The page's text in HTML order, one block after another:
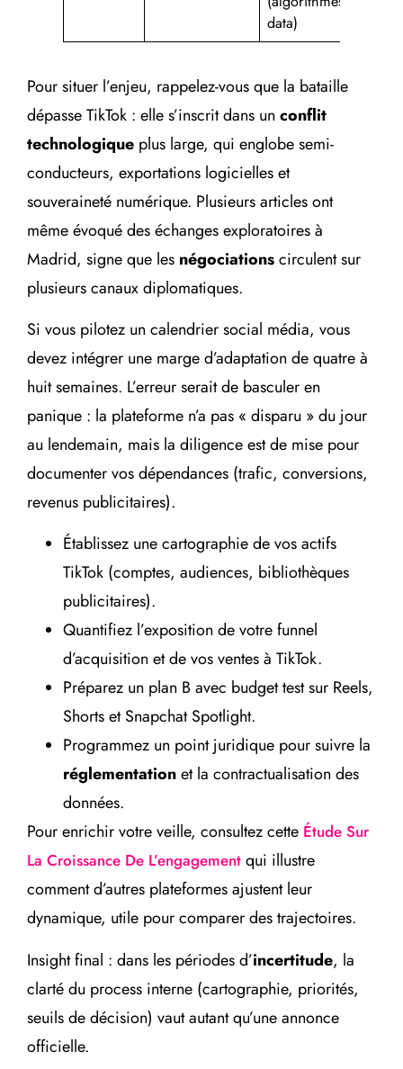
data)
Pour situer l’enjeu, rappelez-vous que la bataille
dépasse TikTok : elle s’inscrit dans un conflit
technologique plus large, qui englobe semi-
conducteurs, exportations logicielles et
souveraineté numérique. Plusieurs articles ont
même évoqué des échanges exploratoires à
Madrid, signe que les négociationscirculent sur
plusieurs canaux diplomatiques.
Si vous pilotez un calendrier social média, vous
devez intégrer une marge d’adaptation de quatre à
huit semaines. L’erreur serait de basculer en
panique : la plateforme n’a pas « disparu » du jour
au lendemain, mais la diligence est de mise pour
documenter vos dépendances (trafic, conversions,
revenus publicitaires).
Établissez une cartographie de vos actifs
TikTok (comptes, audiences, bibliothèques
publicitaires).
Quantifiez l’exposition de votre funnel
d’acquisition et de vos ventes à TikTok.
Préparez un plan B avec budget test sur Reels,
Shorts et Snapchat Spotlight.
Programmez un point juridique pour suivre la
réglementationet la contractualisation des
données.
Pour enrichir votre veille, consultez cette Étude Sur
La Croissance De L’engagement qui illustre
comment d’autres plateformes ajustent leur
dynamique, utile pour comparer des trajectoires.
Insight final : dans les périodes d’incertitude, la
clarté du process interne (cartographie, priorités,
seuils de décision) vaut autant qu’une annonce
officielle.